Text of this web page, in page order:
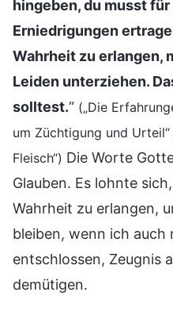
hingeben, du musst
Erniedrigungen
Wahrheit zu erlangen,
Leiden unterziehen.
solltest.“ („Die
um Züchtigung und
Fleisch“) Die Worte
Glauben. Es lohnte
Wahrheit zu erlangen,
bleiben, wenn ich
entschlossen, Zeugnis
demütigen.